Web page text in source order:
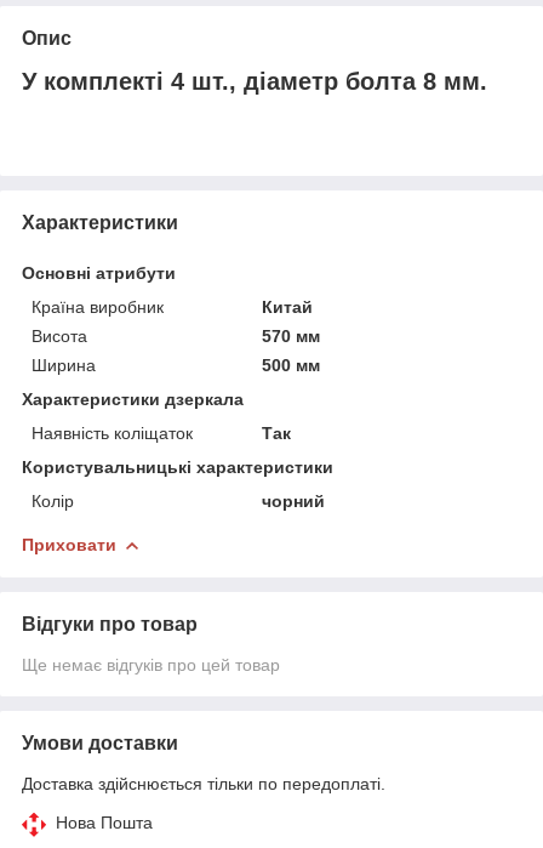
Опис
У комплекті 4 шт., діаметр болта 8 мм.
Характеристики
Основні атрибути
Країна виробник
Китай
Висота
570 мм
Ширина
500 мм
Характеристики дзеркала
Наявність коліщаток
Так
Користувальницькі характеристики
Колір
чорний
Приховати
Відгуки про товар
Ще немає відгуків про цей товар
Умови доставки
Доставка здійснюється тільки по передоплаті.
Нова Пошта